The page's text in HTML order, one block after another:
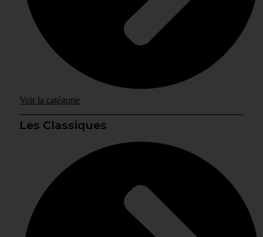
Voir la catégorie
Les Classiques